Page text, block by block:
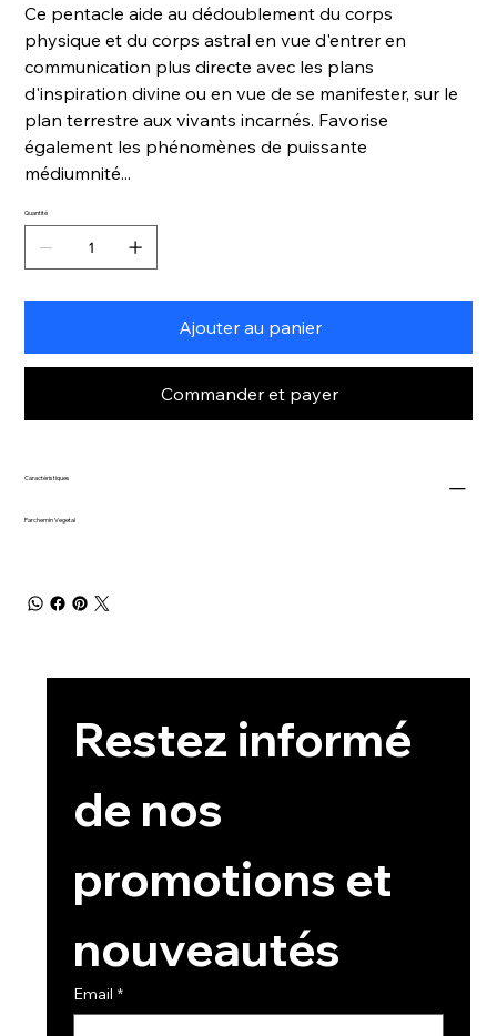
Ce pentacle aide au dédoublement du corps
physique et du corps astral en vue d'entrer en
communication plus directe avec les plans
d'inspiration divine ou en vue de se manifester, sur le
plan terrestre aux vivants incarnés. Favorise
également les phénomènes de puissante
médiumnité...
Quantité
Ajouter au panier
Commander et payer
Caractéristiques
Parchemin Vegetal
Restez informé
de nos
promotions et
nouveautés
Email *